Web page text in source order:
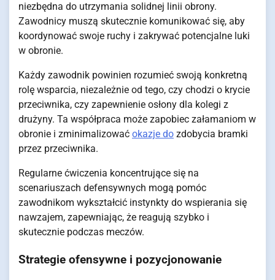
niezbędna do utrzymania solidnej linii obrony.
Zawodnicy muszą skutecznie komunikować się, aby
koordynować swoje ruchy i zakrywać potencjalne luki
w obronie.
Każdy zawodnik powinien rozumieć swoją konkretną
rolę wsparcia, niezależnie od tego, czy chodzi o krycie
przeciwnika, czy zapewnienie osłony dla kolegi z
drużyny. Ta współpraca może zapobiec załamaniom w
obronie i zminimalizować okazje do zdobycia bramki
przez przeciwnika.
Regularne ćwiczenia koncentrujące się na
scenariuszach defensywnych mogą pomóc
zawodnikom wykształcić instynkty do wspierania się
nawzajem, zapewniając, że reagują szybko i
skutecznie podczas meczów.
Strategie ofensywne i pozycjonowanie